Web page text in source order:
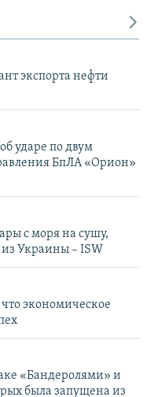
экспорта нефти
ударе по двум
БпЛА «Орион»
с моря на сушу,
из Украины – ISW
экономическое
«Бандеролями» и
была запущена из